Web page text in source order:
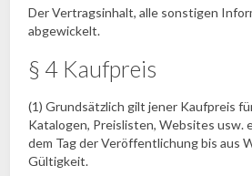
Der Vertragsinhalt, alle sonstigen
abgewickelt.
§ 4 Kaufpreis
(1) Grundsätzlich gilt jener Kaufpreis
Katalogen, Preislisten, Websites usw.
dem Tag der Veröffentlichung bis aus
Gültigkeit.